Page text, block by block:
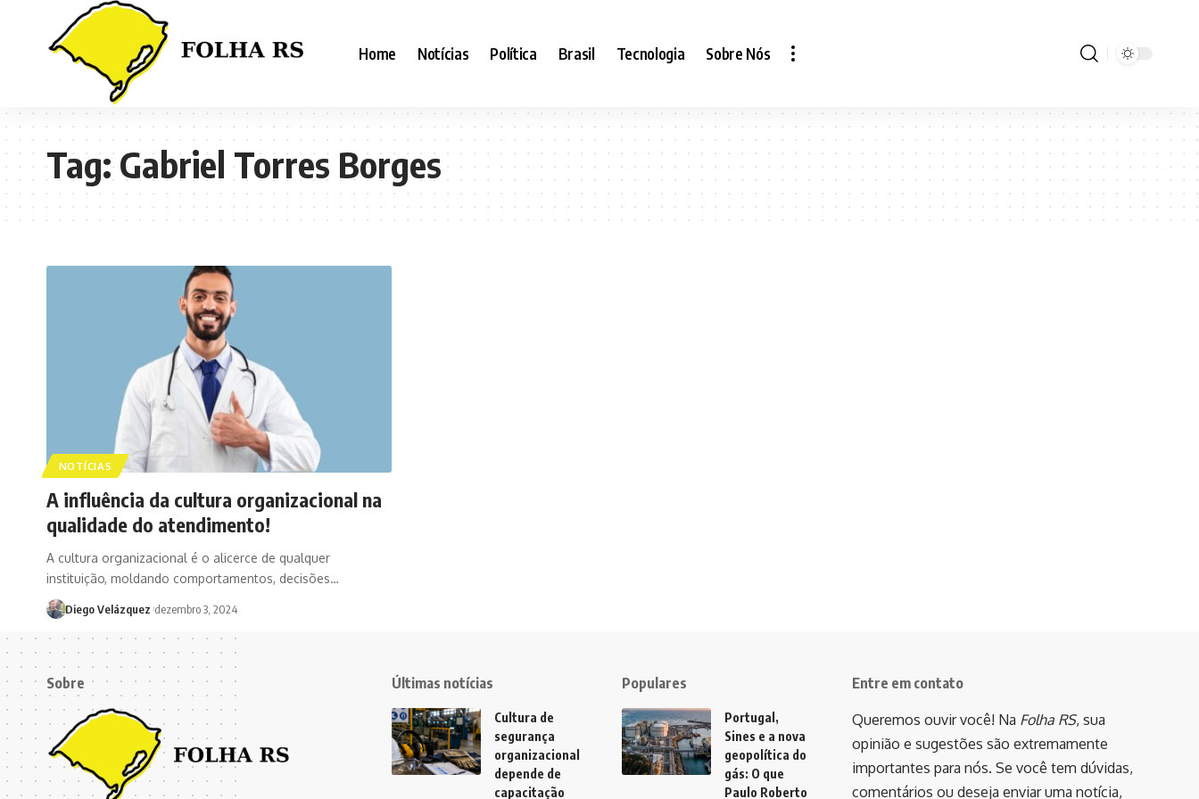
Home Notícias Política Brasil Tecnologia Sobre Nós
Tag:Gabriel Torres Borges
NOTÍCIAS
A influência da cultura organizacional na
qualidade do atendimento!
A cultura organizacional é o alicerce de qualquer
instituição, moldando comportamentos, decisões…
Diego Velázquez dezembro 3, 2024
Sobre Últimas notícias
Cultura de
segurança
organizacional
depende de
capacitação
Populares
Portugal,
Sines e a nova
geopolítica do
gás: O que
Paulo Roberto
Entre em contato
Queremos ouvir você! Na Folha RS, sua
opinião e sugestões são extremamente
importantes para nós. Se você tem dúvidas,
comentários ou deseja enviar uma notícia,